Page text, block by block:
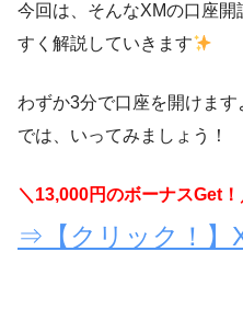
今回は、そんなXMの口座
すく解説していきます
わずか3分で口座を開けます
では、いってみましょう！
＼13,000円のボーナスGet！
⇒【クリック！】